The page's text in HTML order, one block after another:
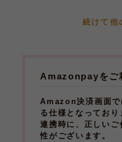
Amazonpayをご
Amazon決済画面で
る仕様となってお
連携時に、正しい
性がございます。